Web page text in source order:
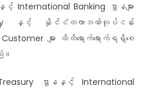
Banking ဌာနများ
နှင့် နိုင်ငံတကာဘဏ်လုပ်ငန်း
များ ထိထိရောက်ရောက်ရရှိစေ
။
ဌာနနှင့် International